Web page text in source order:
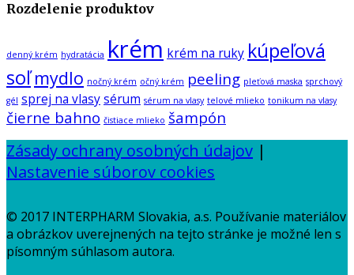
Rozdelenie produktov
denný krém hydratácia krém krém na ruky kúpeľová
soľ mydlo nočný krém očný krém peeling pleťová maska sprchový
gél sprej na vlasysérum sérum na vlasy telové mlieko tonikum na vlasy
čierne bahno čistiace mlieko šampón
Zásady ochrany osobných údajov |
Nastavenie súborov cookies
© 2017 INTERPHARM Slovakia, a.s. Používanie materiálov
a obrázkov uverejnených na tejto stránke je možné len s
písomným súhlasom autora.